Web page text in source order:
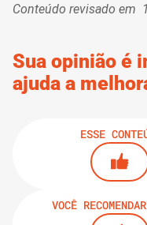
Conteúdo revisado em
Sua opinião é
ajuda a
ESSE
VOCÊ